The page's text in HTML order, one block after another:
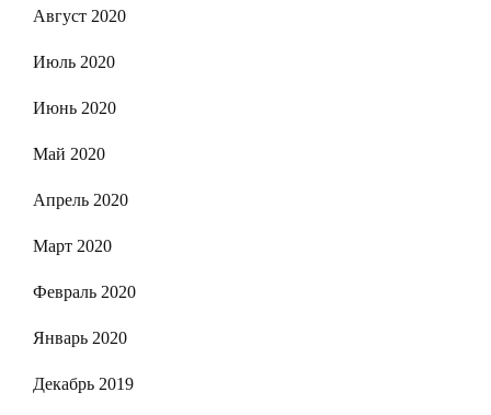
Август 2020
Июль 2020
Июнь 2020
Май 2020
Апрель 2020
Март 2020
Февраль 2020
Январь 2020
Декабрь 2019